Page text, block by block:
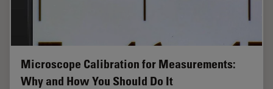
Microscope Calibration for Measurements:
Why and How You Should Do It